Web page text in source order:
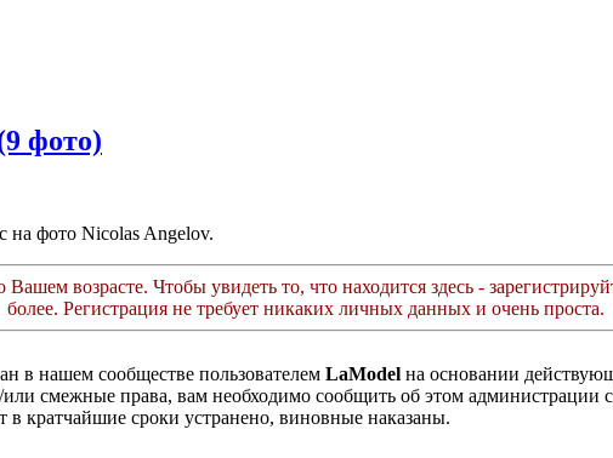
фото)
на фото Nicolas Angelov.
возрасте. Чтобы увидеть то, что находится здесь -
более. Регистрация не требует никаких личных данных и очень проста.
в нашем сообществе пользователем LaModel на основании
или смежные права, вам необходимо сообщить об этом администрации
кратчайшие сроки устранено, виновные наказаны.